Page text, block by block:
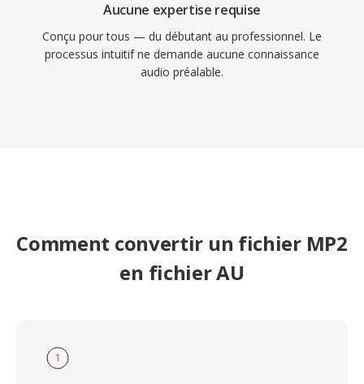
Aucune expertise requise
Conçu pour tous — du débutant au professionnel. Le
processus intuitif ne demande aucune connaissance
audio préalable.
Comment convertir un fichier MP2
en fichier AU
1